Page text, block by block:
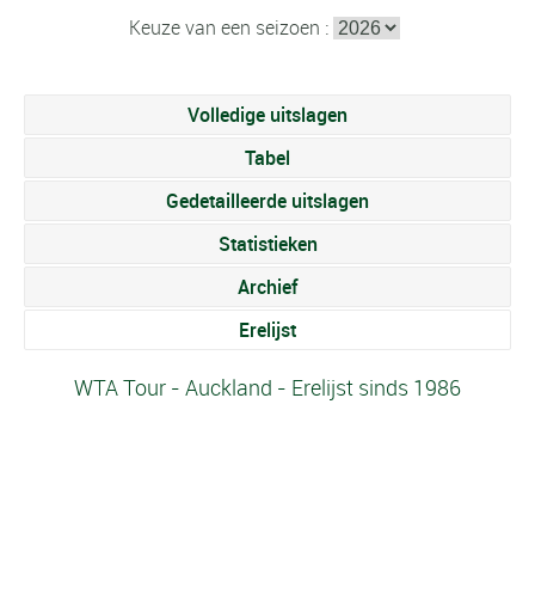
Keuze van een seizoen :
Volledige uitslagen
Tabel
Gedetailleerde uitslagen
Statistieken
Archief
Erelijst
WTA Tour - Auckland - Erelijst sinds 1986